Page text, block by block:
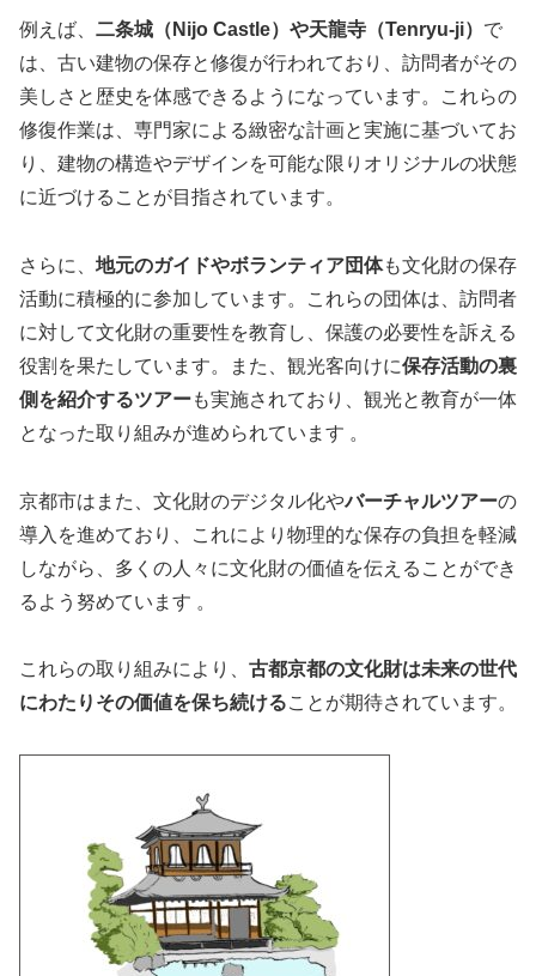
例えば、 二条城（Nijo Castle）や天龍寺（Tenryu-ji） で
は、古い建物の保存と修復が行われており、訪問者がその
美しさと歴史を体感できるようになっています。これらの
修復作業は、専門家による緻密な計画と実施に基づいてお
り、建物の構造やデザインを可能な限りオリジナルの状態
に近づけることが目指されています​​。
さらに、 地元のガイドやボランティア団体も文化財の保存
活動に積極的に参加しています。これらの団体は、訪問者
に対して文化財の重要性を教育し、保護の必要性を訴える
役割を果たしています。また、観光客向けに保存活動の裏
側を紹介するツアーも実施されており、観光と教育が一体
となった取り組みが進められています​ 。
京都市はまた、文化財のデジタル化やバーチャルツアーの
導入を進めており、これにより物理的な保存の負担を軽減
しながら、多くの人々に文化財の価値を伝えることができ
るよう努めています​ ​。
これらの取り組みにより、 古都京都の文化財は未来の世代
にわたりその価値を保ち続けることが期待されています。